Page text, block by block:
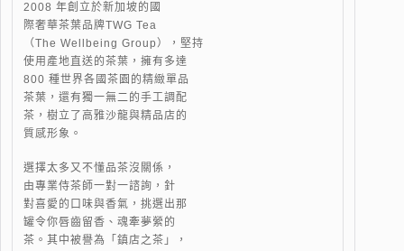
2008 年創立於新加坡的國
際奢華茶葉品牌TWG Tea
（The Wellbeing Group），堅持
使用產地直送的茶葉，擁有多達
800 種世界各國茶園的精緻單品
茶葉，還有獨一無二的手工調配
茶，樹立了高雅沙龍與精品店的
質感形象。
選擇太多又不懂品茶沒關係，
由專業侍茶師一對一諮詢，針
對喜愛的口味與香氣，挑選出那
罐令你唇齒留香、魂牽夢縈的
茶。其中被譽為「鎮店之茶」，